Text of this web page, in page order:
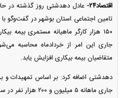
اقتصاد۲۴-
عادل دهدشتی روز گذشته در
تامین اجتماعی استان بوشهر در گفت‌و‌گو
۱۵۰ هزار کارگر ماهیانه مستمری بیمه
جاری این امر از خردادماه محاسبه
متقاضیان بیمه بیکاری افزایش یابد.
دهدشتی اضافه کرد: بر اساس تمهیدات و
جاری ماهانه ۵